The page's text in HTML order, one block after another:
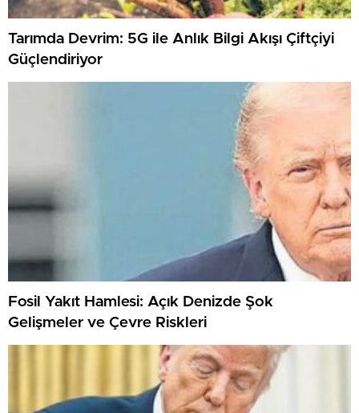
Tarımda Devrim: 5G ile Anlık Bilgi Akışı Çiftçiyi
Güçlendiriyor
Fosil Yakıt Hamlesi: Açık Denizde Şok
Gelişmeler ve Çevre Riskleri